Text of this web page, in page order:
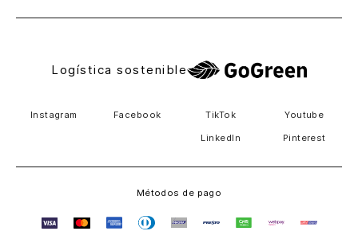
Logística sostenible
Instagram Facebook TikTok Youtube
LinkedIn Pinterest
Métodos de pago